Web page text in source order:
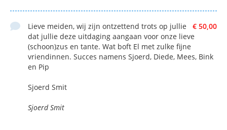
€ 50,00
Lieve meiden, wij zijn ontzettend trots op jullie
dat jullie deze uitdaging aangaan voor onze lieve
(schoon)zus en tante. Wat boft El met zulke fijne
vriendinnen. Succes namens Sjoerd, Diede, Mees, Bink
en Pip
Sjoerd Smit
Sjoerd Smit